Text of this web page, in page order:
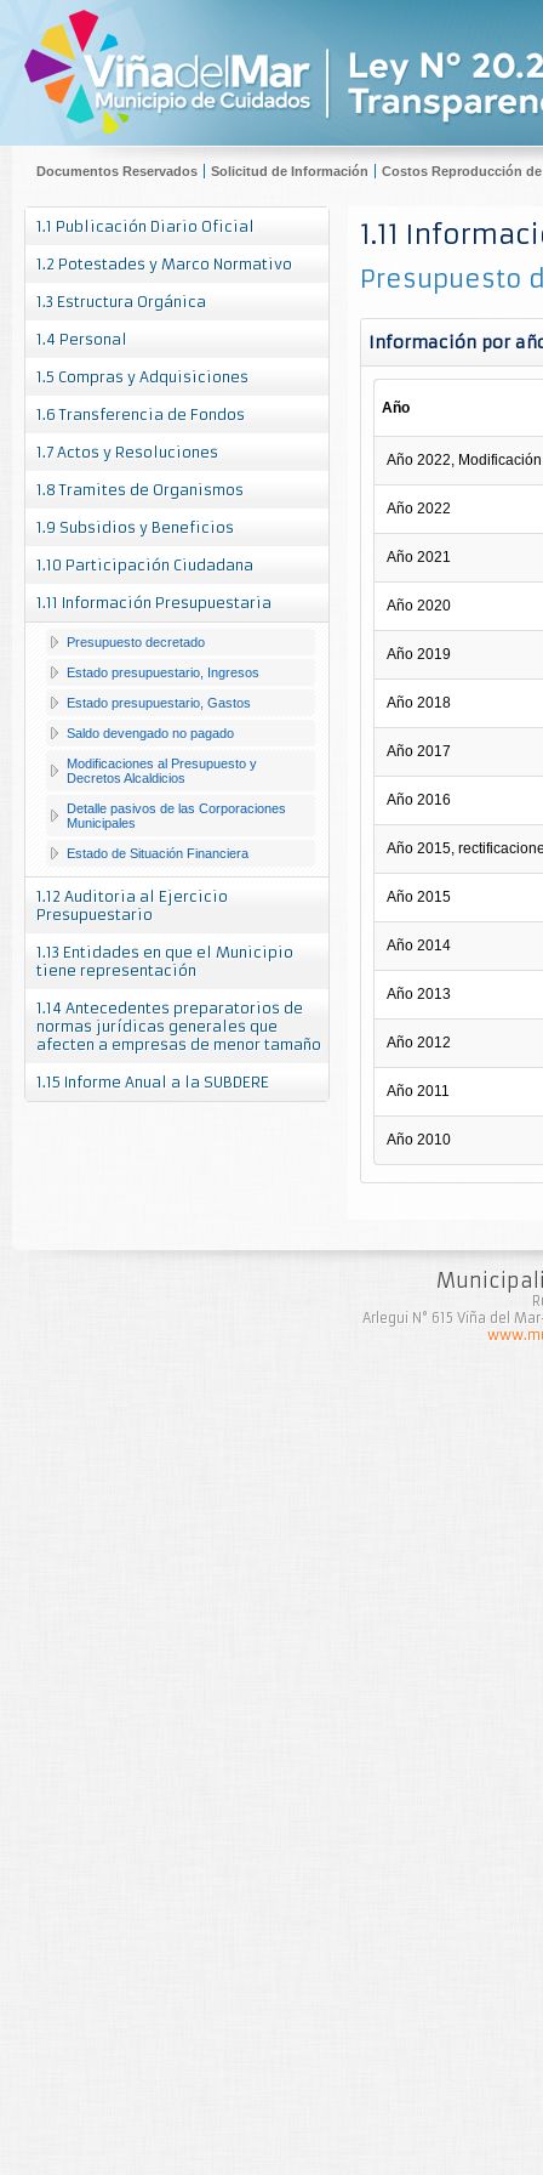
Documentos Reservados Solicitud de Información Costos Reproducción
1.1 Publicación Diario Oficial
1.2 Potestades y Marco Normativo
1.3 Estructura Orgánica
1.4 Personal
1.5 Compras y Adquisiciones
1.6 Transferencia de Fondos
1.7 Actos y Resoluciones
1.8 Tramites de Organismos
1.9 Subsidios y Beneficios
1.10 Participación Ciudadana
1.11 Información Presupuestaria
Presupuesto decretado
Estado presupuestario, Ingresos
Estado presupuestario, Gastos
Saldo devengado no pagado
Modificaciones al Presupuesto y
Decretos Alcaldicios
Detalle pasivos de las Corporaciones
Municipales
Estado de Situación Financiera
1.12 Auditoria al Ejercicio
Presupuestario
1.13 Entidades en que el Municipio
tiene representación
1.14 Antecedentes preparatorios de
normas jurídicas generales que
afecten a empresas de menor tamaño
1.15 Informe Anual a la SUBDERE
1.11
Presupuesto
Información por
Año
Año 2022, Modificación
Año 2022
Año 2021
Año 2020
Año 2019
Año 2018
Año 2017
Año 2016
Año 2015,
Año 2015
Año 2014
Año 2013
Año 2012
Año 2011
Año 2010
Arlegui N° 615 Viña del